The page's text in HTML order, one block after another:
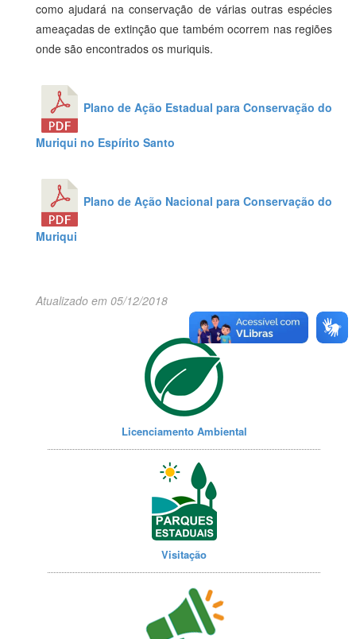
como ajudará na conservação de várias outras espécies
ameaçadas de extinção que também ocorrem nas regiões
onde são encontrados os muriquis.
Plano de Ação Estadual para Conservação do
Muriqui no Espírito Santo
Plano de Ação Nacional para Conservação do
Muriqui
Atualizado em 05/12/2018
Licenciamento Ambiental
Visitação